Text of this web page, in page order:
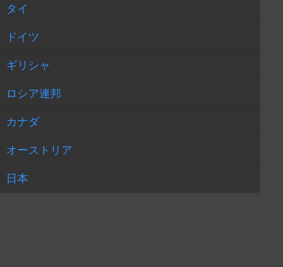
タイ
ドイツ
ギリシャ
ロシア連邦
カナダ
オーストリア
日本